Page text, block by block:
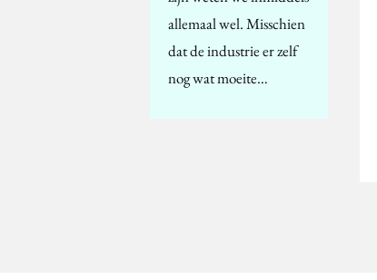
allemaal wel. Misschien
dat de industrie er zelf
nog wat moeite…